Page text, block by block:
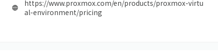
https://www.proxmox.com/en/products/proxmox-virtu
al-environment/pricing